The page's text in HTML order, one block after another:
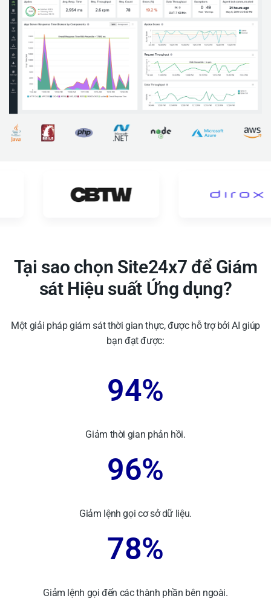
Tại sao chọn Site24x7 để Giám
sát Hiệu suất Ứng dụng?
Một giải pháp giám sát thời gian thực, được hỗ trợ bởi AI giúp
bạn đạt được:
94%
Giảm thời gian phản hồi.
96%
Giảm lệnh gọi cơ sở dữ liệu.
78%
Giảm lệnh gọi đến các thành phần bên ngoài.